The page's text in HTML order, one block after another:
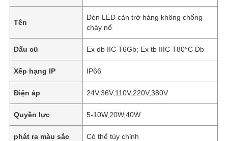
Tên
Đèn LED cản trở hàng không chống
cháy nổ
Dấu cũ Ex db IIC T6Gb; Ex tb IIIC T80°C Db
Xếp hạng IP IP66
Điện áp 24V,36V,110V,220V,380V
Quyền lực 5-10W,20W,40W
phát ra màu sắc Có thể tùy chỉnh